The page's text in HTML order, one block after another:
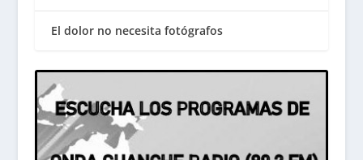
El dolor no necesita fotógrafos